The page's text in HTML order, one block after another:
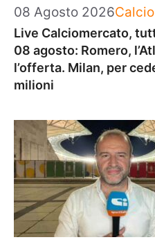
08 Agosto 2026Calcio
Live Calciomercato,
08 agosto: Romero,
l’offerta. Milan, per
milioni